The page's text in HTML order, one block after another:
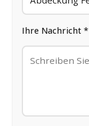
Ihre Nachricht *